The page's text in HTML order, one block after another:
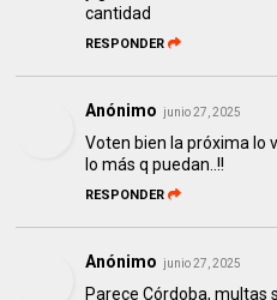
cantidad
RESPONDER
Anónimo junio 27, 2025
Voten bien la próxima lo
lo más q puedan..!!
RESPONDER
Anónimo junio 27, 2025
Parece Córdoba, multas